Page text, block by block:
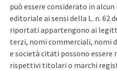
può essere considerato in
editoriale ai sensi della L. n. 62
riportati appartengono ai
terzi, nomi commerciali, nomi
e società citati possono essere
rispettivi titolari o marchi